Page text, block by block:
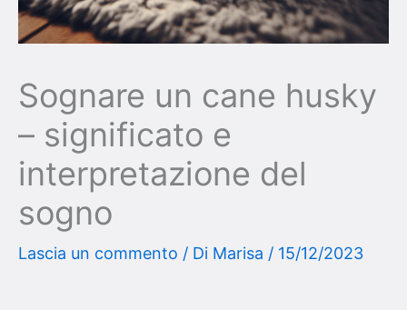
Sognare un cane husky
– significato e
interpretazione del
sogno
Lascia un commento / Di Marisa / 15/12/2023